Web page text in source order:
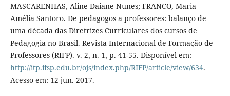
MASCARENHAS, Aline Daiane Nunes; FRANCO, Maria
Amélia Santoro. De pedagogos a professores: balanço de
uma década das Diretrizes Curriculares dos cursos de
Pedagogia no Brasil. Revista Internacional de Formação de
Professores (RIFP). v. 2, n. 1, p. 41-55. Disponível em:
http://itp.ifsp.edu.br/ojs/index.php/RIFP/article/view/634.
Acesso em: 12 jun. 2017.